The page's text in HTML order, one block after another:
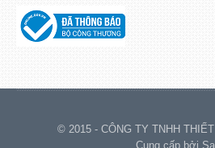
© 2015 - CÔNG TY TNHH
Cung cấp bởi